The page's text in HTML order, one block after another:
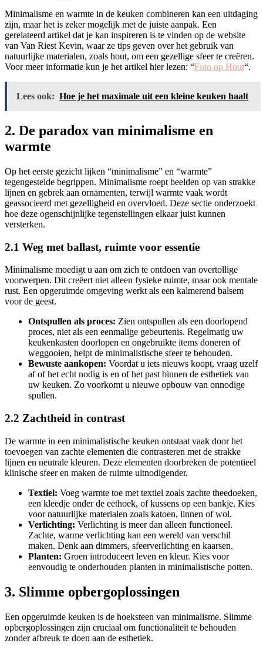
Minimalisme en warmte in de keuken combineren kan een uitdaging
zijn, maar het is zeker mogelijk met de juiste aanpak. Een
gerelateerd artikel dat je kan inspireren is te vinden op de website
van Van Riest Kevin, waar ze tips geven over het gebruik van
natuurlijke materialen, zoals hout, om een gezellige sfeer te creëren.
Voor meer informatie kun je het artikel hier lezen: “Foto op Hout“.
Lees ook: Hoe je het maximale uit een kleine keuken haalt
2. De paradox van minimalisme en
warmte
Op het eerste gezicht lijken “minimalisme” en “warmte”
tegengestelde begrippen. Minimalisme roept beelden op van strakke
lijnen en gebrek aan ornamenten, terwijl warmte vaak wordt
geassocieerd met gezelligheid en overvloed. Deze sectie onderzoekt
hoe deze ogenschijnlijke tegenstellingen elkaar juist kunnen
versterken.
2.1 Weg met ballast, ruimte voor essentie
Minimalisme moedigt u aan om zich te ontdoen van overtollige
voorwerpen. Dit creëert niet alleen fysieke ruimte, maar ook mentale
rust. Een opgeruimde omgeving werkt als een kalmerend balsem
voor de geest.
Ontspullen als proces: Zien ontspullen als een doorlopend
proces, niet als een eenmalige gebeurtenis. Regelmatig uw
keukenkasten doorlopen en ongebruikte items doneren of
weggooien, helpt de minimalistische sfeer te behouden.
Bewuste aankopen: Voordat u iets nieuws koopt, vraag uzelf
af of het echt nodig is en of het past binnen de esthetiek van
uw keuken. Zo voorkomt u nieuwe opbouw van onnodige
spullen.
2.2 Zachtheid in contrast
De warmte in een minimalistische keuken ontstaat vaak door het
toevoegen van zachte elementen die contrasteren met de strakke
lijnen en neutrale kleuren. Deze elementen doorbreken de potentieel
klinische sfeer en maken de ruimte uitnodigender.
Textiel: Voeg warmte toe met textiel zoals zachte theedoeken,
een kleedje onder de eethoek, of kussens op een bankje. Kies
voor natuurlijke materialen zoals katoen, linnen of wol.
Verlichting: Verlichting is meer dan alleen functioneel.
Zachte, warme verlichting kan een wereld van verschil
maken. Denk aan dimmers, sfeerverlichting en kaarsen.
Planten: Groen introduceert leven en kleur. Kies voor
eenvoudig te onderhouden planten in minimalistische potten.
3. Slimme opbergoplossingen
Een opgeruimde keuken is de hoeksteen van minimalisme. Slimme
opbergoplossingen zijn cruciaal om functionaliteit te behouden
zonder afbreuk te doen aan de esthetiek.